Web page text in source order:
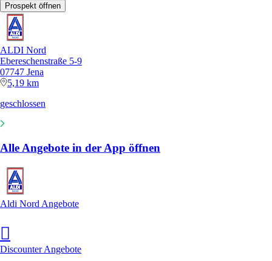
Prospekt öffnen
ALDI Nord
Ebereschenstraße 5-9
07747 Jena
5,19 km
geschlossen
Alle Angebote in der App öffnen
Aldi Nord Angebote
Discounter Angebote